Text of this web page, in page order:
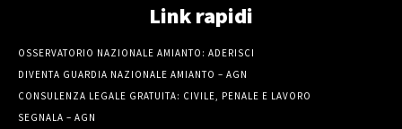
Link rapidi
OSSERVATORIO NAZIONALE AMIANTO: ADERISCI
DIVENTA GUARDIA NAZIONALE AMIANTO – AGN
CONSULENZA LEGALE GRATUITA: CIVILE, PENALE E LAVORO
SEGNALA – AGN